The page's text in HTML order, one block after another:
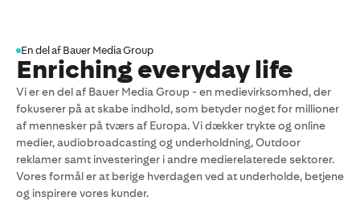
En del af Bauer Media Group
Enriching everyday life
Vi er en del af Bauer Media Group - en medievirksomhed, der
fokuserer på at skabe indhold, som betyder noget for millioner
af mennesker på tværs af Europa. Vi dækker trykte og online
medier, audiobroadcasting og underholdning, Outdoor
reklamer samt investeringer i andre medierelaterede sektorer.
Vores formål er at berige hverdagen ved at underholde, betjene
og inspirere vores kunder.